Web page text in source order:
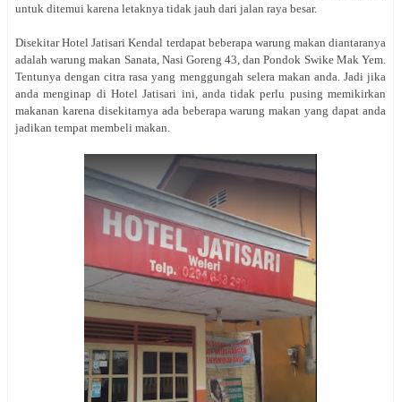
untuk ditemui karena letaknya tidak jauh dari jalan raya besar.
Disekitar Hotel Jatisari Kendal terdapat beberapa warung makan diantaranya
adalah warung makan Sanata, Nasi Goreng 43, dan Pondok Swike Mak Yem.
Tentunya dengan citra rasa yang menggungah selera makan anda. Jadi jika
anda menginap di Hotel Jatisari ini, anda tidak perlu pusing memikirkan
makanan karena disekitarnya ada beberapa warung makan yang dapat anda
jadikan tempat membeli makan.